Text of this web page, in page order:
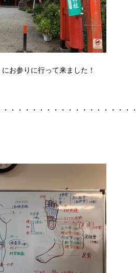
お参りに行って来ました！
・・・・・・・・・・・・・・・・・・